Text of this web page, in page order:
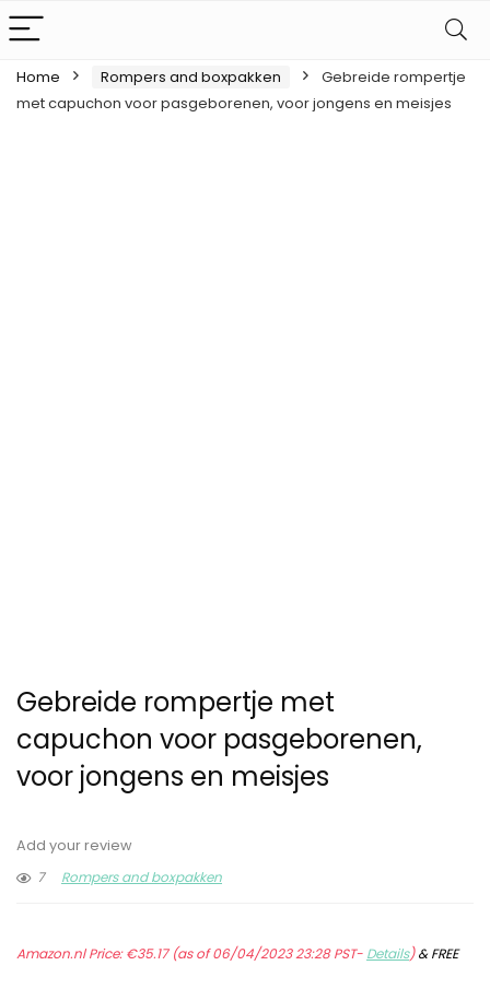
Home Rompers and boxpakken
Gebreide rompertje
met capuchon voor pasgeborenen, voor jongens en meisjes
Gebreide rompertje met
capuchon voor pasgeborenen,
voor jongens en meisjes
Add your review
7
Rompers and boxpakken
Amazon.nl Price:€35.17(as of 06/04/2023 23:28 PST- Details)&FREE